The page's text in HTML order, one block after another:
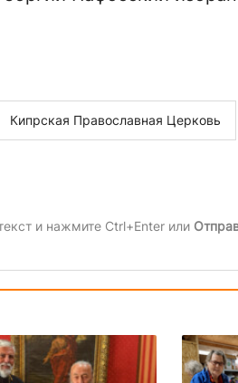
Кипрская Православная Церковь
и нажмите Ctrl+Enter или